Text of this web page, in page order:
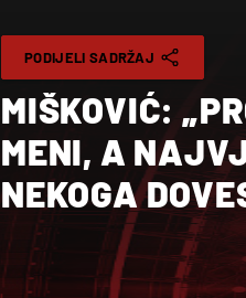
PODIJELI SADRŽAJ
MIŠKOVIĆ:
MENI, A
NEKOGA